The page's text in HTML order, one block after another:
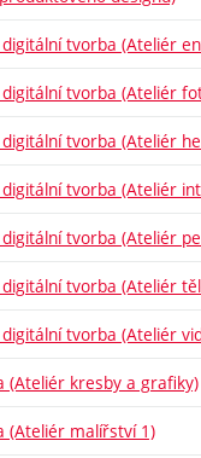
tvorba (Ateliér
tvorba (Ateliér
tvorba (Ateliér
tvorba (Ateliér
tvorba (Ateliér
tvorba (Ateliér
tvorba (Ateliér
(Ateliér kresby a grafiky)
(Ateliér malířství 1)